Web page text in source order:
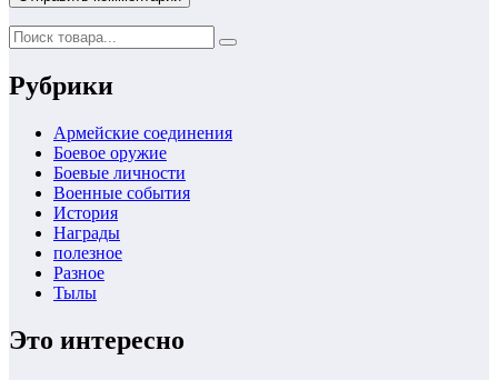
Рубрики
Армейские соединения
Боевое оружие
Боевые личности
Военные события
История
Награды
полезное
Разное
Тылы
Это интересно